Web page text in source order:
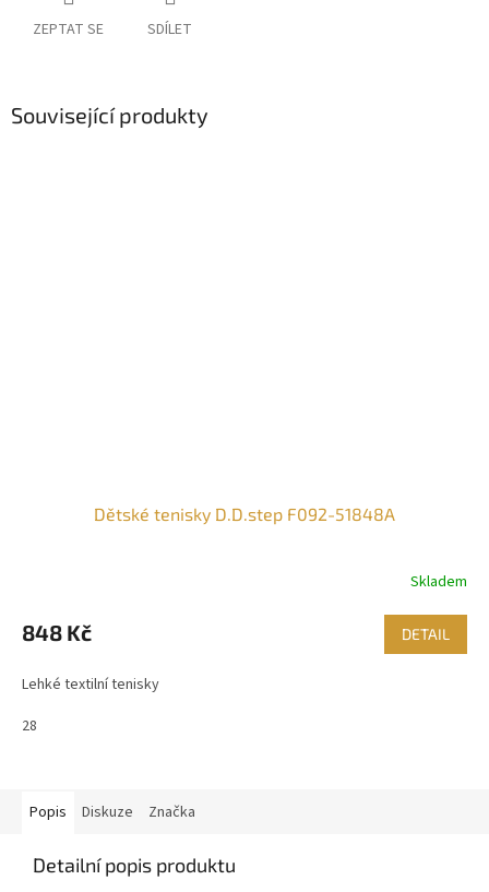
ZEPTAT SE SDÍLET
Související produkty
Dětské tenisky D.D.step F092-51848A
Skladem
848 Kč DETAIL
Lehké textilní tenisky
28
Popis Diskuze Značka
Detailní popis produktu